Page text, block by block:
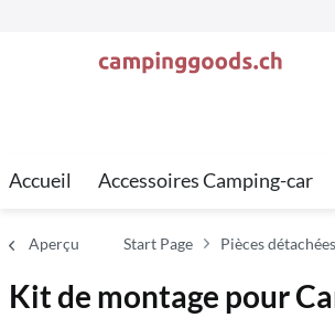
Accueil Accessoires Camping-car
Aperçu Start Page Pièces détachées
Kit de montage pour